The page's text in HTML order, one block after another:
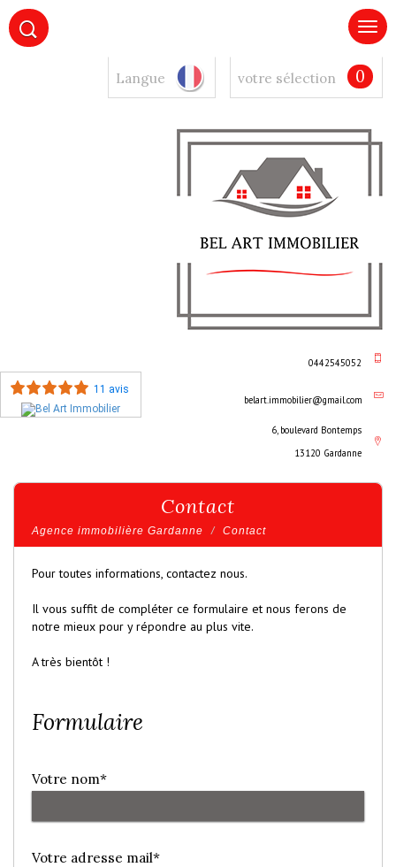
Langue votre sélection 0
0442545052
belart.immobilier@gmail.com
6, boulevard Bontemps
13120 Gardanne
11 avis
Contact
Agence immobilière Gardanne Contact
Pour toutes informations, contactez nous.
Il vous suffit de compléter ce formulaire et nous ferons de
notre mieux pour y répondre au plus vite.
A très bientôt !
Formulaire
Votre nom*
Votre adresse mail*